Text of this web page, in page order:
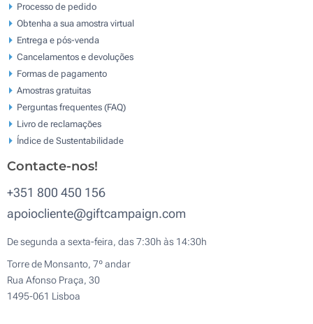
Processo de pedido
Obtenha a sua amostra virtual
Entrega e pós-venda
Cancelamentos e devoluções
Formas de pagamento
Amostras gratuitas
Perguntas frequentes (FAQ)
Livro de reclamaçōes
Índice de Sustentabilidade
Contacte-nos!
+351 800 450 156
apoiocliente@giftcampaign.com
De segunda a sexta-feira, das 7:30h às 14:30h
Torre de Monsanto, 7º andar
Rua Afonso Praça, 30
1495-061 Lisboa